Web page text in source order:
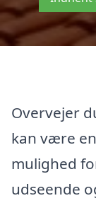
Overvejer
kan være
mulighed
udseende